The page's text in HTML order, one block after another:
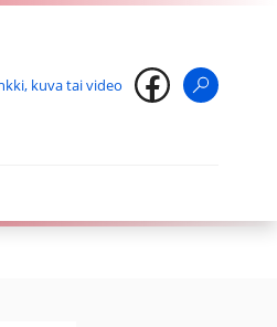
kuva tai video